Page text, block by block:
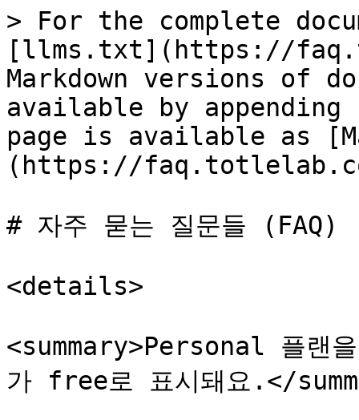
> For the complete
[llms.txt](https://
Markdown versions of
available by
page is available as
(https://
# 자주 묻는 질문들 (FAQ)
<details>
<summary>Personal 플랜
가 free로 표시돼요.</